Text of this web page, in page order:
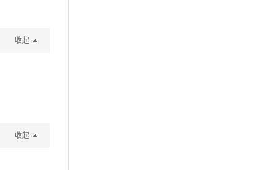
收起
收起